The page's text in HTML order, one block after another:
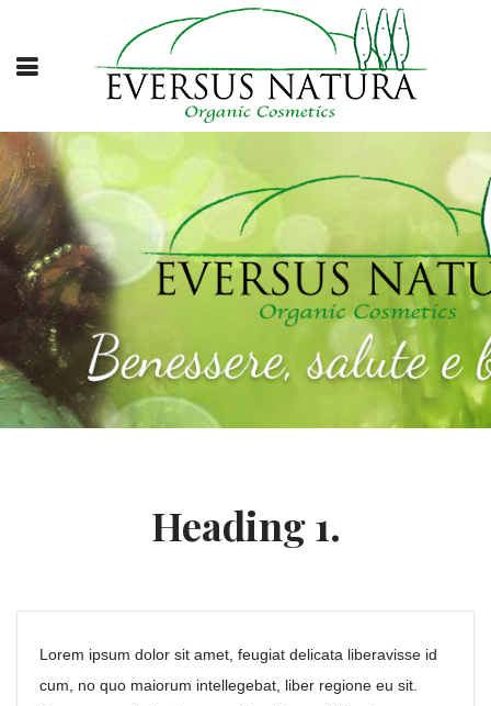
Heading 1.
Lorem ipsum dolor sit amet, feugiat delicata liberavisse id
cum, no quo maiorum intellegebat, liber regione eu sit.